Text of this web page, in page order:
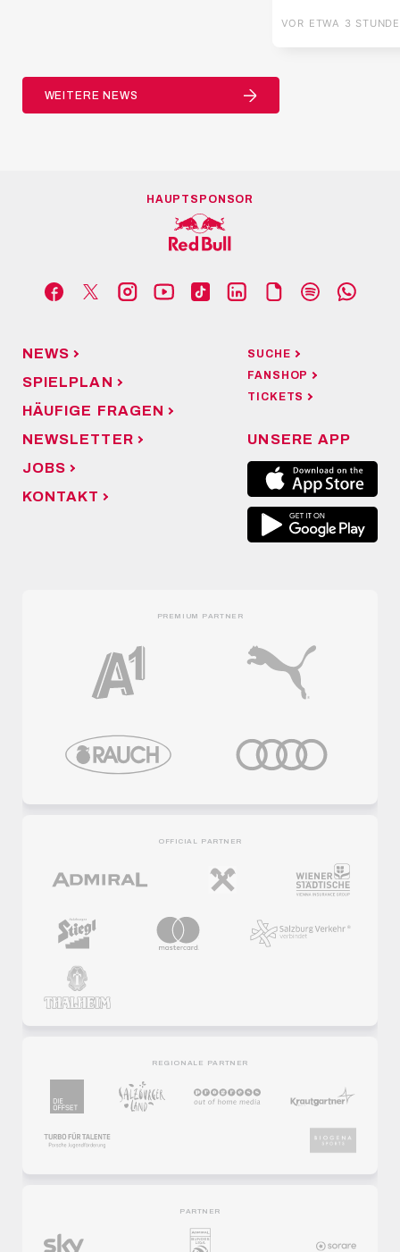
VOR ETWA 3
WEITERE NEWS
HAUPTSPONSOR
NEWS
SPIELPLAN
HÄUFIGE FRAGEN
NEWSLETTER
JOBS
KONTAKT
SUCHE
FANSHOP
TICKETS
UNSERE APP
PREMIUM PARTNER
OFFICIAL PARTNER
REGIONALE PARTNER
PARTNER